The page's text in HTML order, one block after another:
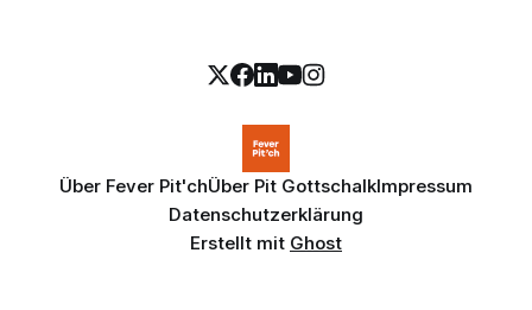
Über Fever Pit'chÜber Pit GottschalkImpressum
Datenschutzerklärung
Erstellt mit Ghost